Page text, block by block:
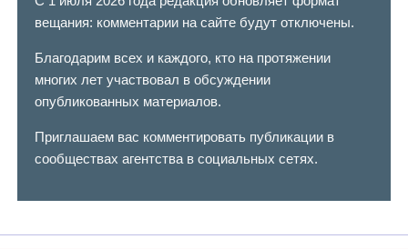
вещания: комментарии на сайте будут отключены.
Благодарим всех и каждого, кто на протяжении
многих лет участвовал в обсуждении
опубликованных материалов.
Приглашаем вас комментировать публикации в
сообществах агентства в социальных сетях.